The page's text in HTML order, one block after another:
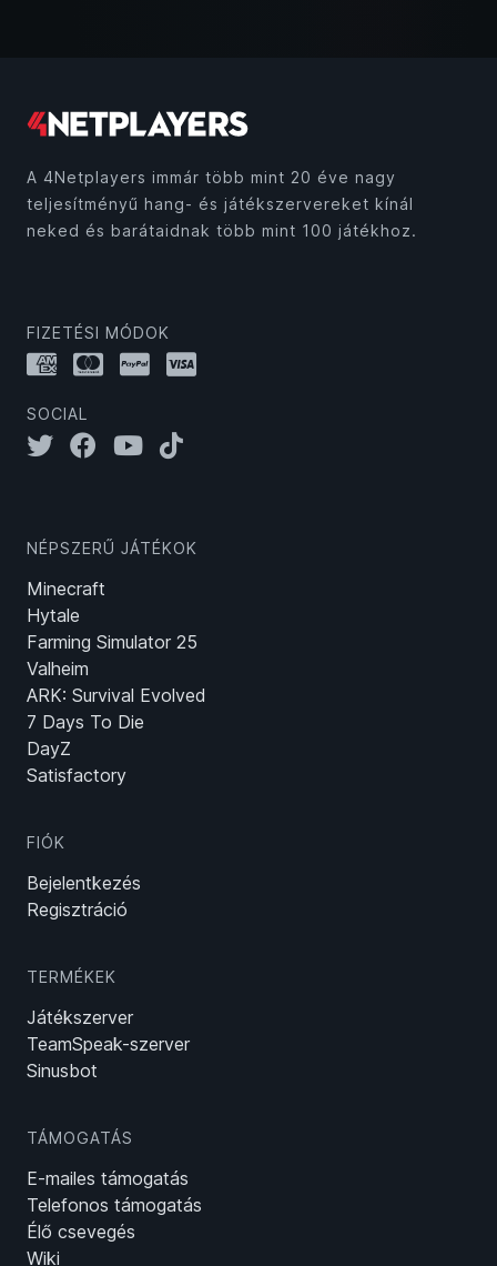
A 4Netplayers immár több mint 20 éve nagy
teljesítményű hang- és játékszervereket kínál
neked és barátaidnak több mint 100 játékhoz.
FIZETÉSI MÓDOK
SOCIAL
NÉPSZERŰ JÁTÉKOK
Minecraft
Hytale
Farming Simulator 25
Valheim
ARK: Survival Evolved
7 Days To Die
DayZ
Satisfactory
FIÓK
Bejelentkezés
Regisztráció
TERMÉKEK
Játékszerver
TeamSpeak-szerver
Sinusbot
TÁMOGATÁS
E-mailes támogatás
Telefonos támogatás
Élő csevegés
Wiki